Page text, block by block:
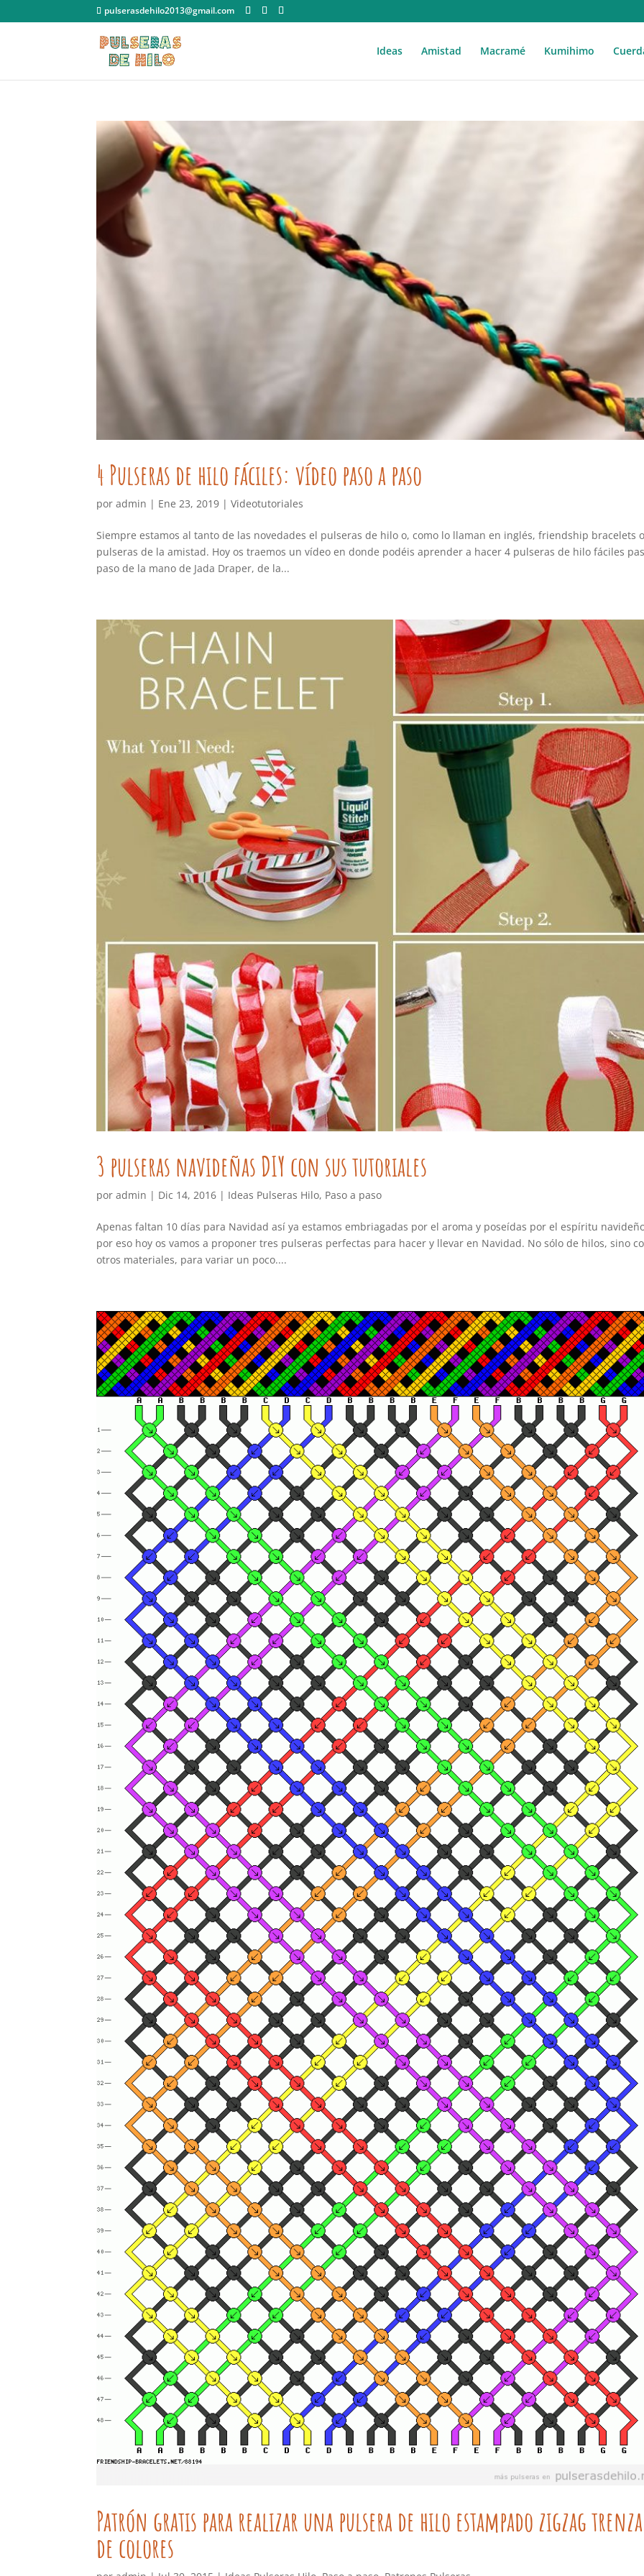
pulserasdehilo2013@gmail.com
Ideas Amistad Macramé Kumihimo
4 Pulseras de hilo fáciles: vídeo paso a paso
poradmin | Ene 23, 2019 |Videotutoriales
Siempre estamos al tanto de las novedades el pulseras de hilo o, como lo llaman en inglés, friendship bracelets
pulseras de la amistad. Hoy os traemos un vídeo en donde podéis aprender a hacer 4 pulseras de hilo fáciles
paso de la mano de Jada Draper, de la...
3 pulseras navideñas DIY con sus tutoriales
poradmin | Dic 14, 2016 | Ideas Pulseras Hilo, Paso a paso
Apenas faltan 10 días para Navidad así ya estamos embriagadas por el aroma y poseídas por el espíritu
por eso hoy os vamos a proponer tres pulseras perfectas para hacer y llevar en Navidad. No sólo de hilos, sino
otros materiales, para variar un poco....
Patrón gratis para realizar una pulsera de hilo estampado zigzag
de colores